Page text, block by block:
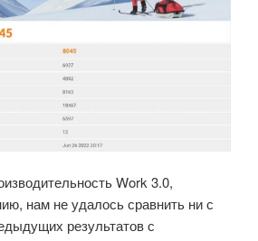
Work 3.0,
нам не удалось сравнить ни с
результатов с